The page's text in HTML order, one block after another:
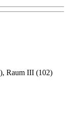
Raum III (102)